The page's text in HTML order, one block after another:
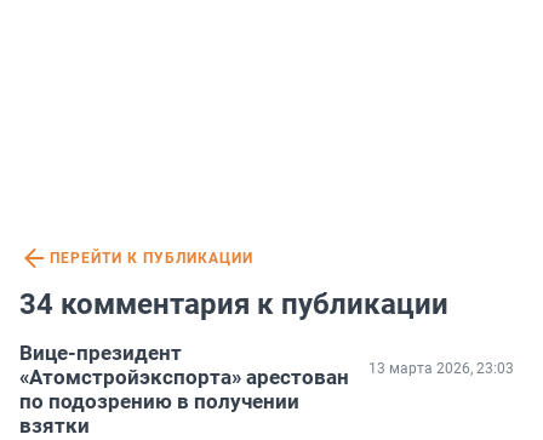
ПЕРЕЙТИ К ПУБЛИКАЦИИ
34 комментария к публикации
Вице-президент
«Атомстройэкспорта» арестован
по подозрению в получении
взятки
13 марта 2026, 23:03